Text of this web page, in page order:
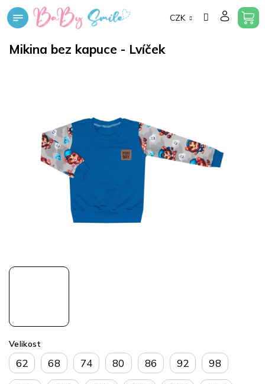
Přejít
na
CZK
Mikina bez kapuce - Lvíček
Velikost
62 68 74 80 86 92 98